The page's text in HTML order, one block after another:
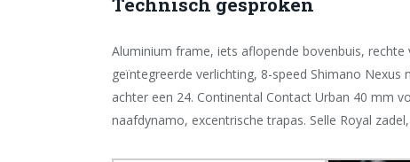
Aluminium frame, iets aflopende bovenbuis,
geïntegreerde verlichting, 8-speed Shimano Nexus
achter een 24. Continental Contact Urban 40 mm
naafdynamo, excentrische trapas. Selle Royal